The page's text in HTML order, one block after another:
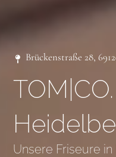
Brückenstraße 28,
Unsere Friseure